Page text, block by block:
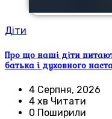
Діти
Про що наші діти
батька і духовного
4 Серпня, 2026
4 хв Читати
0 Поширили